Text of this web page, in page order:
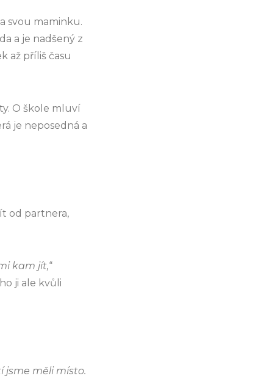
svou maminku.
a je nadšený z
až příliš času
O škole mluví
je neposedná a
od partnera,
kam jít,“
ji ale kvůli
jsme měli místo.